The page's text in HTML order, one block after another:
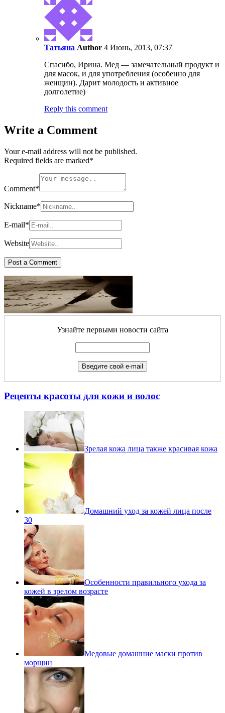
Татьяна Author 4 Июнь, 2013, 07:37
Спасибо, Ирина. Мед — замечательный продукт и
для масок, и для употребления (особенно для
женщин). Дарит молодость и активное
долголетие)
Reply this comment
Write a Comment
Your e-mail address will not be published.
Required fields are marked*
Comment*
Nickname*
E-mail*
Website
Узнайте первыми новости сайта
Рецепты красоты для кожи и волос
Зрелая кожа лица также красивая кожа
Домашний уход за кожей лица после
30
Особенности правильного ухода за
кожей в зрелом возрасте
Медовые домашние маски против
морщин